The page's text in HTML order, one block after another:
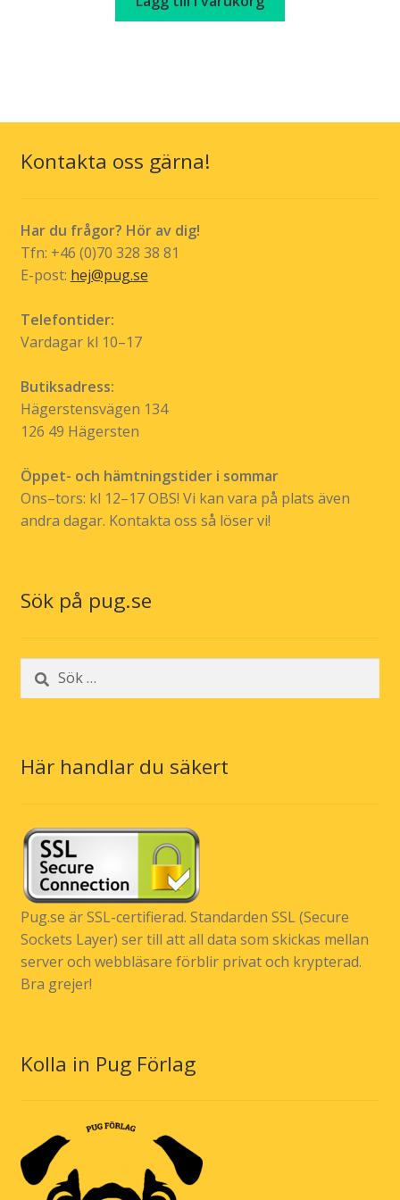
var:
är:
Kontakta oss gärna!
Har du frågor? Hör av dig!
Tfn: +46 (0)70 328 38 81
E-post: hej@pug.se
Telefontider:
Vardagar kl 10–17
Butiksadress:
Hägerstensvägen 134
126 49 Hägersten
Öppet- och hämtningstider i sommar
Ons–tors: kl 12–17 OBS! Vi kan vara på plats även
andra dagar. Kontakta oss så löser vi!
Sök på pug.se
Sök
efter:
Här handlar du säkert
Pug.se är SSL-certifierad. Standarden SSL (Secure
Sockets Layer) ser till att all data som skickas mellan
server och webbläsare förblir privat och krypterad.
Bra grejer!
Kolla in Pug Förlag